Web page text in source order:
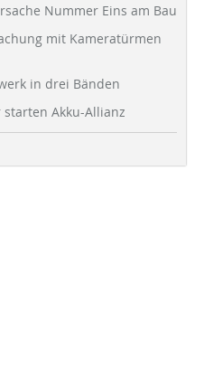
Nummer Eins am Bau
mit Kameratürmen
in drei Bänden
Akku-Allianz